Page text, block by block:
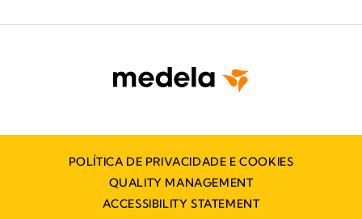
POLÍTICA DE PRIVACIDADE E COOKIES
QUALITY MANAGEMENT
ACCESSIBILITY STATEMENT